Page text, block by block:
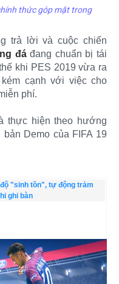
thức góp mặt trong
trả lời và cuộc chiến
đáđang chuẩn bị tái
khi PES 2019 vừa ra
cạnh với việc cho
phí.
thực hiện theo hướng
Demo của FIFA 19
"sinh tồn", tự động trảm
ghi bàn